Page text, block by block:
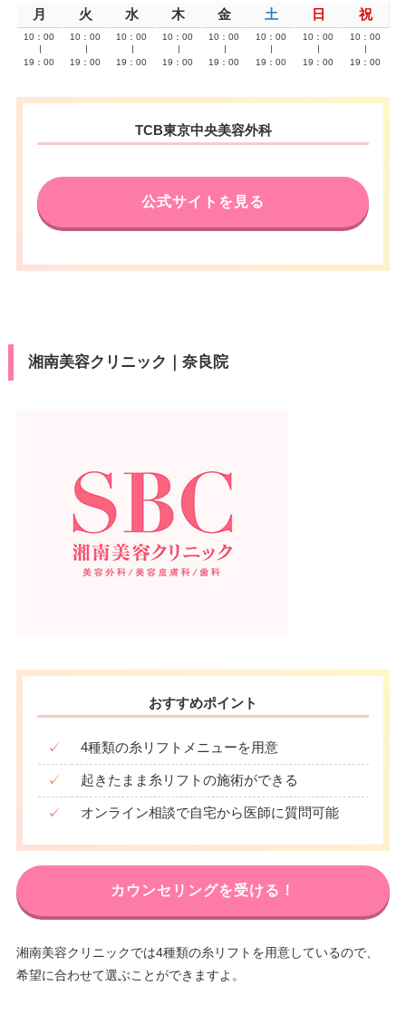
月 火 水 木 金 土 日 祝
10：00
19：00
10：00
19：00
10：00
19：00
10：00
19：00
10：00
19：00
10：00
19：00
10：00
19：00
10：00
19：00
TCB東京中央美容外科
公式サイトを見る
湘南美容クリニック｜奈良院
おすすめポイント
✓ 4種類の糸リフトメニューを用意
✓ 起きたまま糸リフトの施術ができる
✓ オンライン相談で自宅から医師に質問可能
カウンセリングを受ける！
湘南美容クリニックでは4種類の糸リフトを用意しているので、
希望に合わせて選ぶことができますよ。